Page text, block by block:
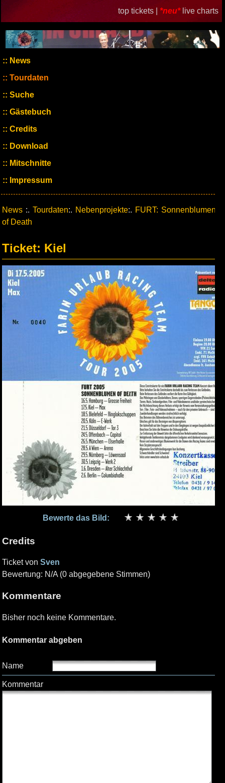
top tickets | *neu* live charts
News
Tourdaten
Suche
Gästebuch
Credits
Download
Mitschnitte
Impressum
News :. Tourdaten:. Nebenprojekte:. FURT: Sonnenblumen
of Death
Ticket: Kiel
Bewerte das Bild:
Credits
Ticket von Sven
Bewertung: N/A (0 abgegebene Stimmen)
Kommentare
Bisher noch keine Kommentare.
Kommentar abgeben
Name
Kommentar